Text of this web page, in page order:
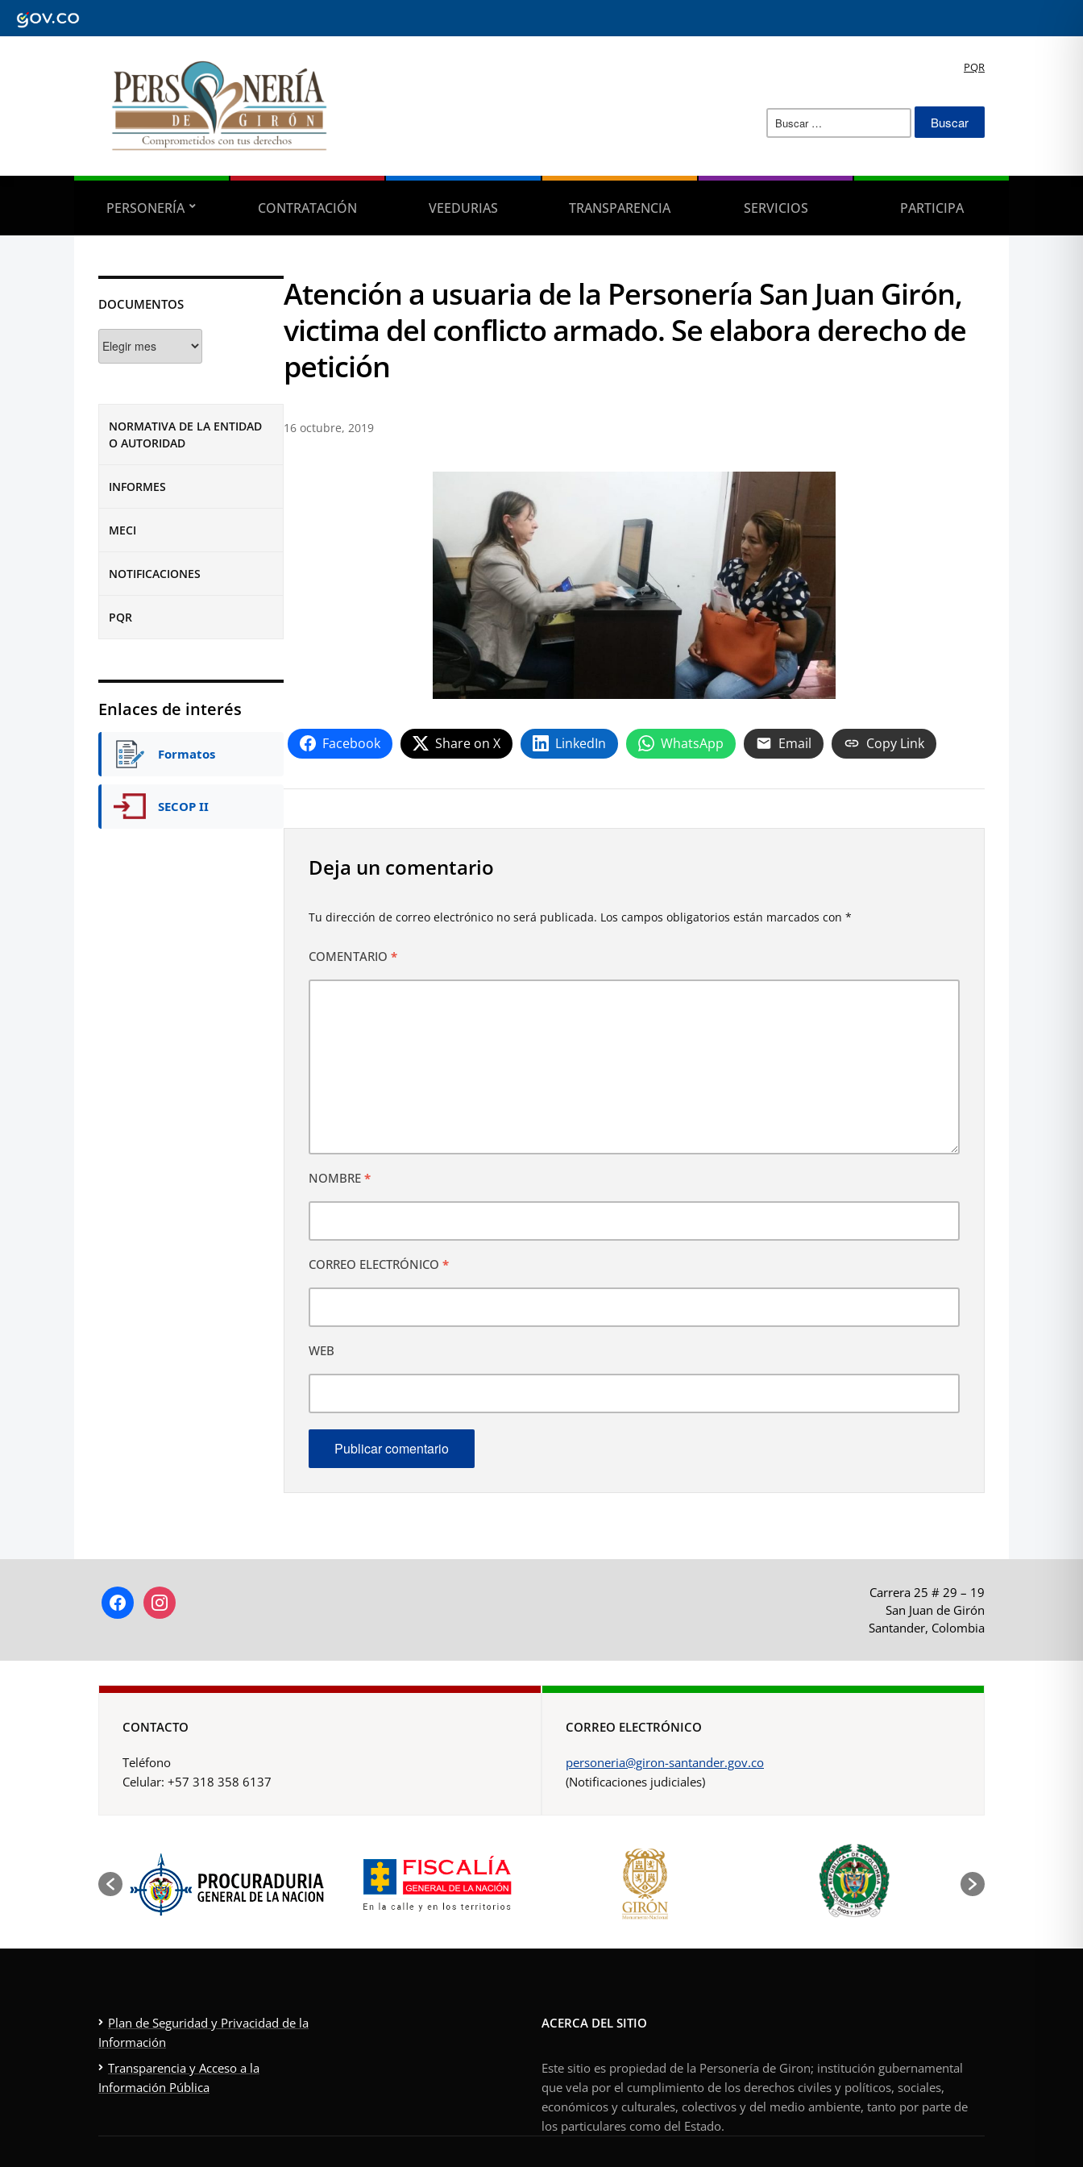
PQR
Buscar:
PERSONERÍA CONTRATACIÓN VEEDURIAS TRANSPARENCIA SERVICIOS PARTICIPA
DOCUMENTOS
NORMATIVA DE LA ENTIDAD
O AUTORIDAD
INFORMES
MECI
NOTIFICACIONES
PQR
Enlaces de interés
Formatos
SECOP II
Atención a usuaria de la Personería San Juan Girón,
victima del conflicto armado. Se elabora derecho de
petición
16 octubre, 2019
Facebook Share on X LinkedIn WhatsApp Email Copy Link
Deja un comentario
Tu dirección de correo electrónico no será publicada. Los campos obligatorios están marcados con *
COMENTARIO *
NOMBRE *
CORREO ELECTRÓNICO *
WEB
facebookinstagram
Carrera 25 # 29 – 19
San Juan de Girón
Santander, Colombia
CONTACTO
Teléfono
Celular: +57 318 358 6137
CORREO ELECTRÓNICO
personeria@giron-santander.gov.co
(Notificaciones judiciales)
Plan de Seguridad y Privacidad de la
Información
Transparencia y Acceso a la
Información Pública
ACERCA DEL SITIO
Este sitio es propiedad de la Personería de Giron; institución gubernamental
que vela por el cumplimiento de los derechos civiles y políticos, sociales,
económicos y culturales, colectivos y del medio ambiente, tanto por parte de
los particulares como del Estado.